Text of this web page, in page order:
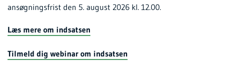
ansøgningsfrist den 5. august 2026 kl. 12.00.
Læs mere om indsatsen
Tilmeld dig webinar om indsatsen